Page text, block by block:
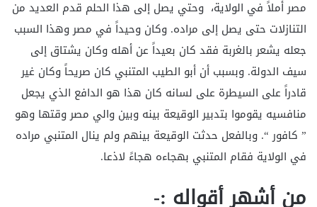
مصر أملاً في الولاية، وحتي يصل إلى هذا الحلم قدم العديد من
التنازلات حتى يصل إلى مراده. وكان وحيداً في مصر وهذا السبب
جعله يشعر بالغربة فقد كان بعيداً عن أهله وكان يشتاق إلى
سيف الدولة. وبسبب أن أبو الطيب المتنبي كان صريحاً وكان غير
قادراً على السيطرة على لسانه كان هذا هو الدافع الذي يجعل
منافسيه يقوموا بتدبير الوقيعة بينه وبين والي مصر وقتها وهو
” كافور “. وبالفعل حدثت الوقيعة بينهم ولم ينال المتنبي مراده
في الولاية فقام المتنبي بهجاءه هجاءً لاذعا.
من أشهر أقواله :-